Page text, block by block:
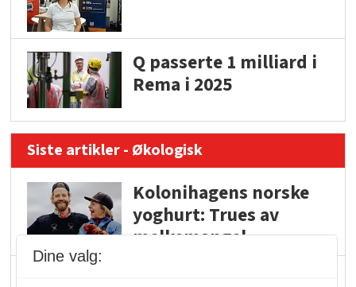
Q passerte 1 milliard i
Rema i 2025
Siste artikler - Økologisk
Kolonihagens norske
yoghurt: Trues av
melkemangel
Dine valg: